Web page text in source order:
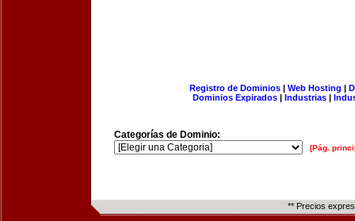
Registro de Dominios| Web Hosting |
Dominios Expirados | Industrias |
Categorías de Dominio:
[Pág.
** Precios